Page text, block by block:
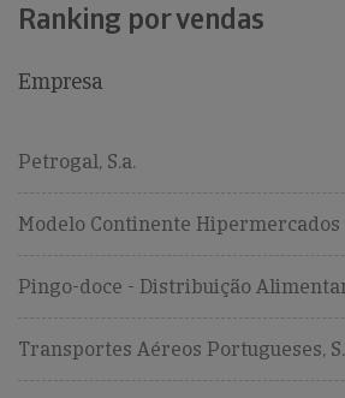
Ranking por vendas
Empresa
Petrogal, S.a.
Modelo Continente Hipermercados
Pingo-doce - Distribuição
Transportes Aéreos Portugueses,